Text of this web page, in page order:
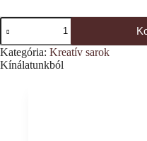
Tojásfesték
barna
színű
(Beaver
Kategória: Kreatív sarok
Kínálatunkból